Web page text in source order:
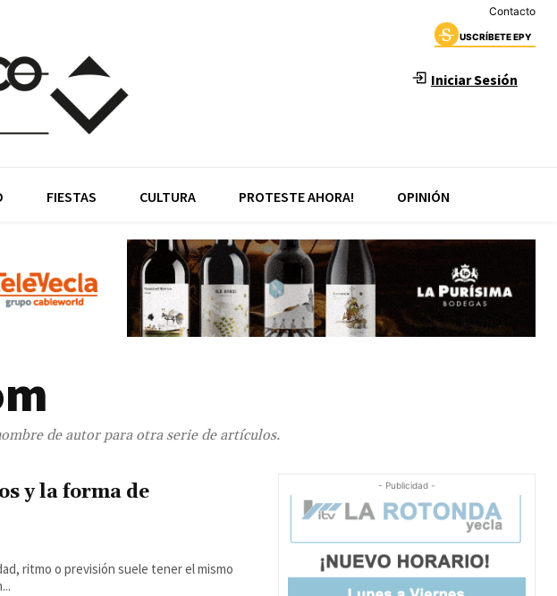
Contacto
USCRÍBETE EPY
Iniciar Sesión
FIESTAS CULTURA PROTESTE AHORA! OPINIÓN
de autor para otra serie de artículos.
y la forma de
ritmo o previsión suele tener el mismo
- Publicidad -